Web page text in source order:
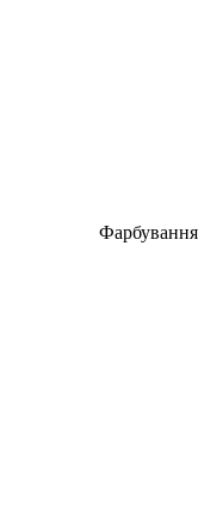
Фарбування